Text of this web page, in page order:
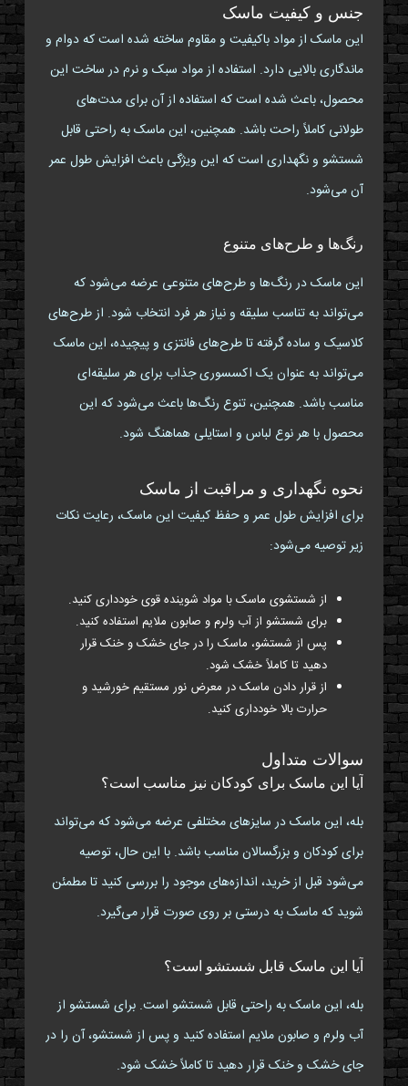
جنس و کیفیت ماسک
این ماسک از مواد باکیفیت و مقاوم ساخته شده است که دوام و
ماندگاری بالایی دارد. استفاده از مواد سبک و نرم در ساخت این
محصول، باعث شده است که استفاده از آن برای مدت‌های
طولانی کاملاً راحت باشد. همچنین، این ماسک به راحتی قابل
شستشو و نگهداری است که این ویژگی باعث افزایش طول عمر
آن می‌شود.
رنگ‌ها و طرح‌های متنوع
این ماسک در رنگ‌ها و طرح‌های متنوعی عرضه می‌شود که
می‌تواند به تناسب سلیقه و نیاز هر فرد انتخاب شود. از طرح‌های
کلاسیک و ساده گرفته تا طرح‌های فانتزی و پیچیده، این ماسک
می‌تواند به عنوان یک اکسسوری جذاب برای هر سلیقه‌ای
مناسب باشد. همچنین، تنوع رنگ‌ها باعث می‌شود که این
محصول با هر نوع لباس و استایلی هماهنگ شود.
نحوه نگهداری و مراقبت از ماسک
برای افزایش طول عمر و حفظ کیفیت این ماسک، رعایت نکات
زیر توصیه می‌شود:
از شستشوی ماسک با مواد شوینده قوی خودداری کنید.
برای شستشو از آب ولرم و صابون ملایم استفاده کنید.
پس از شستشو، ماسک را در جای خشک و خنک قرار
دهید تا کاملاً خشک شود.
از قرار دادن ماسک در معرض نور مستقیم خورشید و
حرارت بالا خودداری کنید.
سوالات متداول
آیا این ماسک برای کودکان نیز مناسب است؟
بله، این ماسک در سایزهای مختلفی عرضه می‌شود که می‌تواند
برای کودکان و بزرگسالان مناسب باشد. با این حال، توصیه
می‌شود قبل از خرید، اندازه‌های موجود را بررسی کنید تا مطمئن
شوید که ماسک به درستی بر روی صورت قرار می‌گیرد.
آیا این ماسک قابل شستشو است؟
بله، این ماسک به راحتی قابل شستشو است. برای شستشو از
آب ولرم و صابون ملایم استفاده کنید و پس از شستشو، آن را در
جای خشک و خنک قرار دهید تا کاملاً خشک شود.